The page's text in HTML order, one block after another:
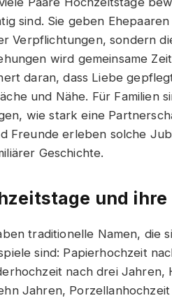
sind. Sie geben
Verpflichtungen, sondern
wird gemeinsame
daran, dass Liebe
und Nähe. Für Familien
wie stark eine
Freunde erleben solche
Geschichte.
und ihre
traditionelle Namen, die
sind: Papierhochzeit
nach drei
Jahren,